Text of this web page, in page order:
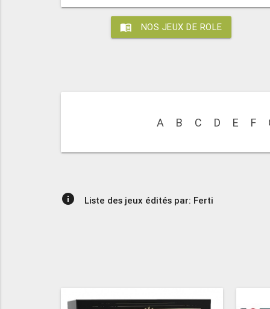
menu_book NOS JEUX DE ROLE
A B C D E F
info Liste des jeux édités par: Ferti